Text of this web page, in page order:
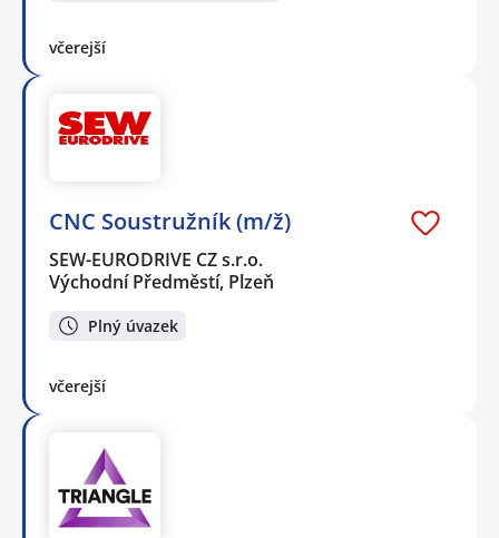
včerejší
CNC Soustružník (m/ž)
SEW-EURODRIVE CZ s.r.o.
Východní Předměstí, Plzeň
Plný úvazek
včerejší